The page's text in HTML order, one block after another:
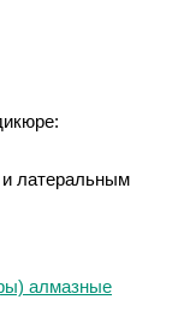
латеральным
алмазные